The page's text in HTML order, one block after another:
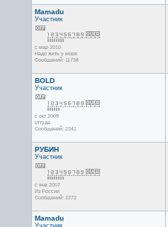
Mamadu
Участник
с мар 2010
Надо жить у моря
Сообщений: 11738
BOLD
Участник
с окт 2009
оттуда
Сообщений: 2341
РУБИН
Участник
с янв 2007
Из России
Сообщений: 2272
Mamadu
Участник